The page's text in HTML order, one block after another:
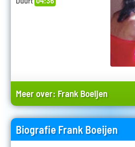
Meer over: Frank Boeijen
Biografie Frank Boeijen